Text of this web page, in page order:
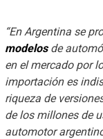
“En Argentina se
modelosde
en el mercado por
importación es
riqueza de
de los millones de
automotor